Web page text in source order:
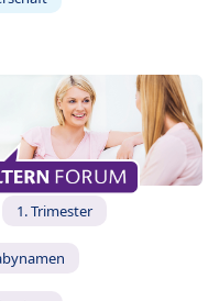
1. Trimester